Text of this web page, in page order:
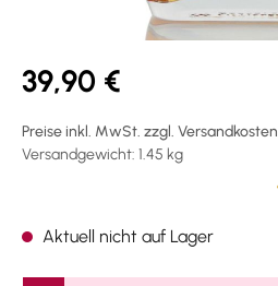
39,90 €
Preise inkl. MwSt. zzgl. Versandkosten
Versandgewicht: 1.45 kg
Aktuell nicht auf Lager